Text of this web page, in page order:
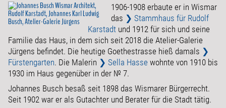
1906-1908 erbaute er in Wismar
das ❯ Stammhaus für Rudolf
Karstadt und 1912 für sich und seine
Familie das Haus, in dem sich seit 2018 die Atelier-Galerie
Jürgens befindet. Die heutige Goethestrasse hieß damals ❯
Fürstengarten. Die Malerin ❯ Sella Hasse wohnte von 1910 bis
1930 im Haus gegenüber in der № 7.
Johannes Busch besaß seit 1898 das Wismarer Bürgerrecht.
Seit 1902 war er als Gutachter und Berater für die Stadt tätig.